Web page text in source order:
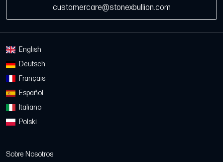
customercare@stonexbullion.com
English
Deutsch
Français
Español
Italiano
Polski
Sobre Nosotros